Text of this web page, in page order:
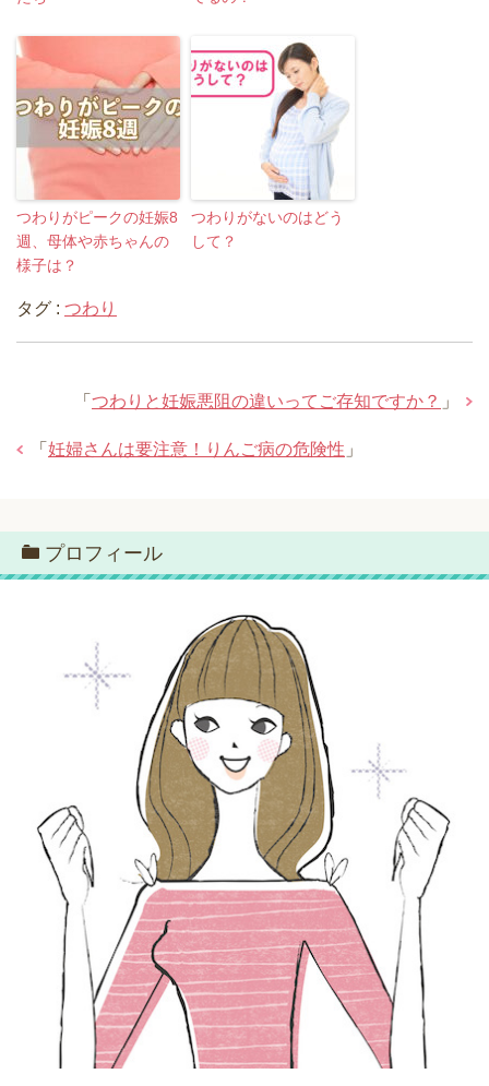
つわりがピークの妊娠8
週、母体や赤ちゃんの
様子は？
つわりがないのはどう
して？
タグ : つわり
「 つわりと妊娠悪阻の違いってご存知ですか？ 」
「 妊婦さんは要注意！りんご病の危険性 」
プロフィール